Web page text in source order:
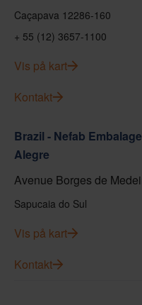
Caçapava 12286-160
+ 55 (12) 3657-1100
Vis på kart
Kontakt
Brazil - Nefab
Alegre
Avenue Borges de
Sapucaia do Sul
Vis på kart
Kontakt